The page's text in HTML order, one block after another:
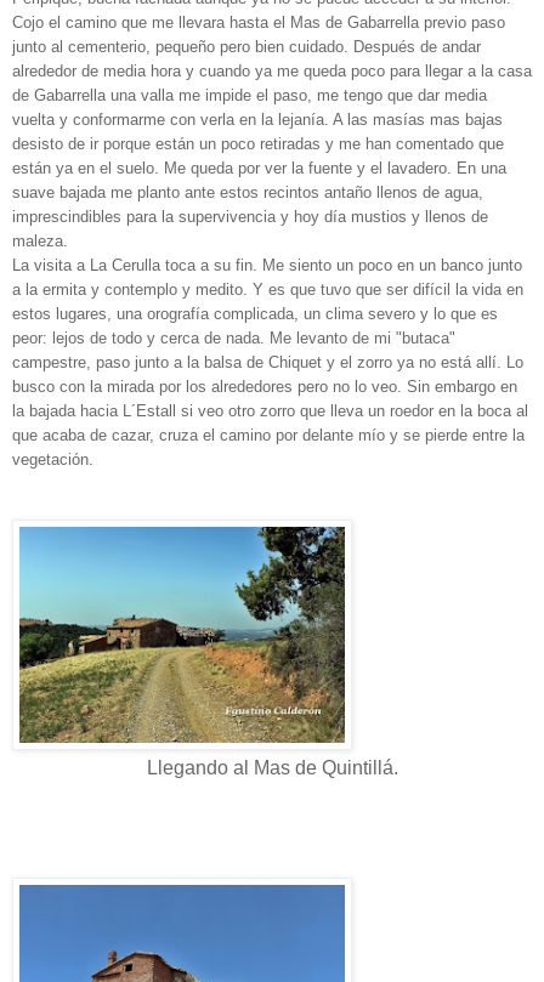
Cojo el camino que me llevara hasta el Mas de Gabarrella previo paso
junto al cementerio, pequeño pero bien cuidado. Después de andar
alrededor de media hora y cuando ya me queda poco para llegar a la casa
de Gabarrella una valla me impide el paso, me tengo que dar media
vuelta y conformarme con verla en la lejanía. A las masías mas bajas
desisto de ir porque están un poco retiradas y me han comentado que
están ya en el suelo. Me queda por ver la fuente y el lavadero. En una
suave bajada me planto ante estos recintos antaño llenos de agua,
imprescindibles para la supervivencia y hoy día mustios y llenos de
maleza.
La visita a La Cerulla toca a su fin. Me siento un poco en un banco junto
a la ermita y contemplo y medito. Y es que tuvo que ser difícil la vida en
estos lugares, una orografía complicada, un clima severo y lo que es
peor: lejos de todo y cerca de nada. Me levanto de mi "butaca"
campestre, paso junto a la balsa de Chiquet y el zorro ya no está allí. Lo
busco con la mirada por los alrededores pero no lo veo. Sin embargo en
la bajada hacia L´Estall si veo otro zorro que lleva un roedor en la boca al
que acaba de cazar, cruza el camino por delante mío y se pierde entre la
vegetación.
Llegando al Mas de Quintillá.